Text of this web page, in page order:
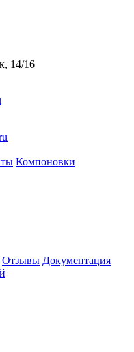
14/16
Компоновки
Отзывы Документация